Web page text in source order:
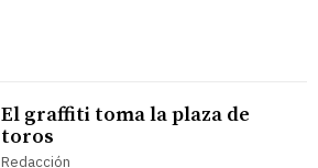
El graffiti toma la plaza de
toros
Redacción